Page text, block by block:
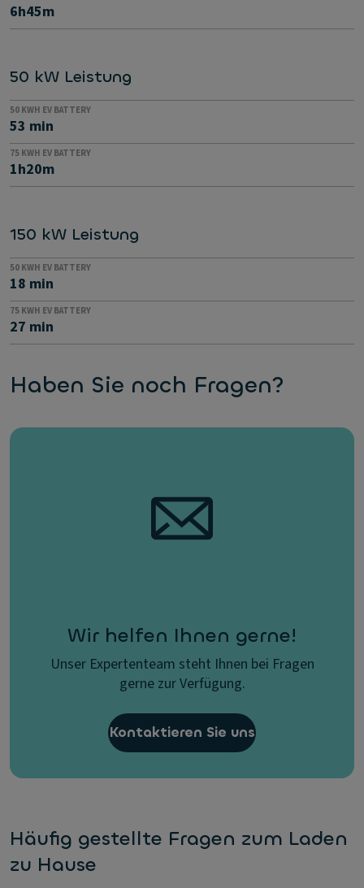
6h45m
50 kW Leistung
50 KWH EV BATTERY
53 min
75 KWH EV BATTERY
1h20m
150 kW Leistung
50 KWH EV BATTERY
18 min
75 KWH EV BATTERY
27 min
Haben Sie noch Fragen?
Wir helfen Ihnen gerne!
Unser Expertenteam steht Ihnen bei Fragen
gerne zur Verfügung.
Kontaktieren Sie uns
Häufig gestellte Fragen zum Laden
zu Hause